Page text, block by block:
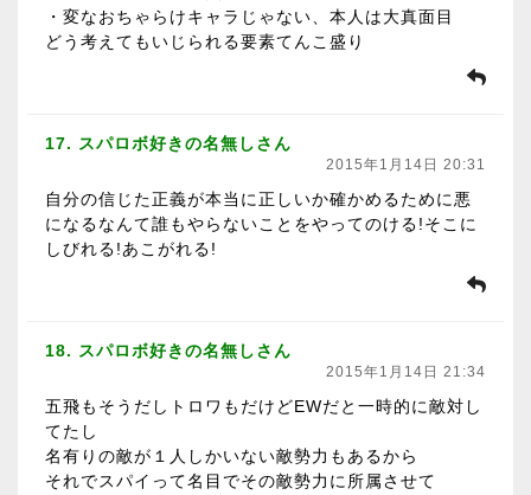
・変なおちゃらけキャラじゃない、本人は大真面目
どう考えてもいじられる要素てんこ盛り
17. スパロボ好きの名無しさん
2015年1月14日 20:31
自分の信じた正義が本当に正しいか確かめるために悪
になるなんて誰もやらないことをやってのける!そこに
しびれる!あこがれる!
18. スパロボ好きの名無しさん
2015年1月14日 21:34
五飛もそうだしトロワもだけどEWだと一時的に敵対し
てたし
名有りの敵が１人しかいない敵勢力もあるから
それでスパイって名目でその敵勢力に所属させて